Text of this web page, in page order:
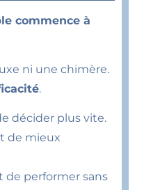
commence à
ni une chimère.
.
décider plus vite.
de mieux
performer sans